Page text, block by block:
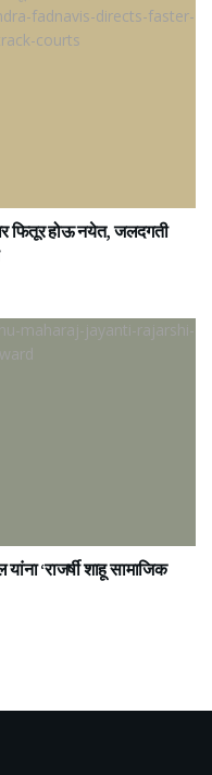
फितूर होऊ नयेत, जलदगती
यांना ‘राजर्षी शाहू सामाजिक